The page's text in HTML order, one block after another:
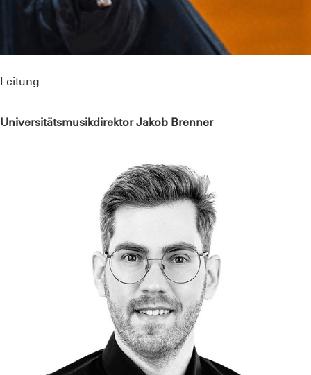
Leitung
Universitätsmusikdirektor Jakob Brenner